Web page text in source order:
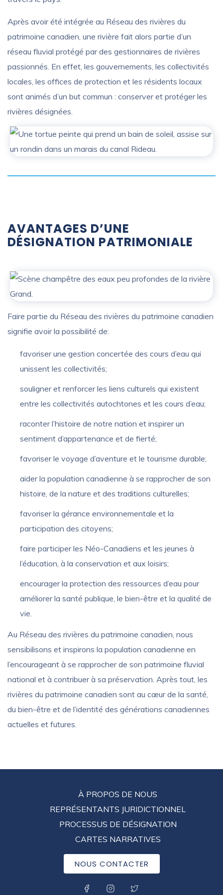
Après avoir été intégrée au Réseau des rivières du
patrimoine canadien, une rivière fait alors partie d’un
réseau fluvial protégé par des gestionnaires de rivières
passionnés. En effet, les gouvernements, les collectivités
locales, les offices de protection et les résidents locaux
sont animés d’un but commun : conserver et protéger les
rivières désignées.
AVANTAGES D’UNE
DÉSIGNATION PATRIMONIALE
Faire partie du Réseau des rivières du patrimoine canadien
signifie avoir la possibilité de:
favoriser une gestion concertée des cours d’eau qui
unissent les collectivités;
souligner et renforcer les liens culturels qui existent
entre les collectivités autochtones et les cours d’eau;
raconter l’histoire de notre nation et inspirer un
sentiment d’appartenance et de fierté;
favoriser le voyage d’aventure et le tourisme durable;
aider la population canadienne à se rapprocher de son
histoire, de la nature et des traditions culturelles;
favoriser la gérance environnementale et la
participation des citoyens;
faire participer les Néo-Canadiens et les jeunes à
l’éducation, à la conservation et aux loisirs;
encourager la protection des ressources d’eau pour
améliorer la santé publique, le bien-être et la qualité de
vie.
Au Réseau des rivières du patrimoine canadien, nous
sensibilisons et inspirons la population canadienne en
l’encourageant à se rapprocher de son patrimoine fluvial
national et à contribuer à sa préservation. Après tout, les
rivières du patrimoine canadien sont au cœur de la santé,
du bien-être et de l’identité des générations canadiennes
actuelles et futures.
À PROPOS DE NOUS
REPRÉSENTANTS JURIDICTIONNEL
PROCESSUS DE DÉSIGNATION
CARTES NARRATIVES
NOUS CONTACTER
SOCIAL MENU